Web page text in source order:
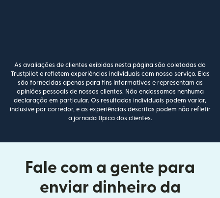
As avaliações de clientes exibidas nesta página são coletadas do
Trustpilot e refletem experiências individuais com nosso serviço. Elas
são fornecidas apenas para fins informativos e representam as
opiniões pessoais de nossos clientes. Não endossamos nenhuma
declaração em particular. Os resultados individuais podem variar,
inclusive por corredor, e as experiências descritas podem não refletir
a jornada típica dos clientes.
Fale com a gente para
enviar dinheiro da